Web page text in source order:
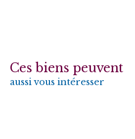
Ces biens peuvent
aussi vous intéresser